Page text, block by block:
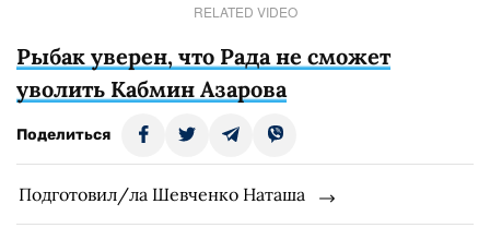
RELATED VIDEO
Рыбак уверен, что Рада не сможет
уволить Кабмин Азарова
Поделиться
Подготовил/ла Шевченко Наташа